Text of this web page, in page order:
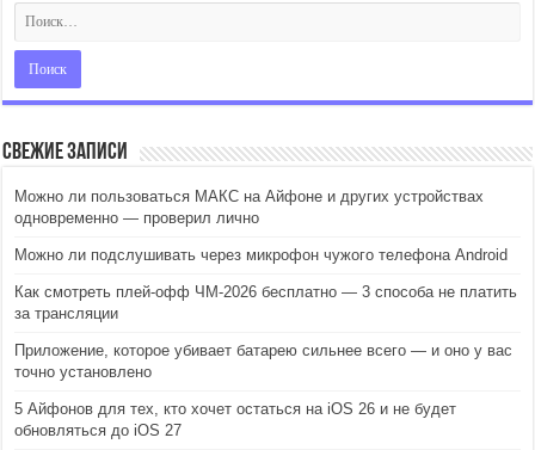
Свежие записи
Можно ли пользоваться МАКС на Айфоне и других устройствах
одновременно — проверил лично
Можно ли подслушивать через микрофон чужого телефона Android
Как смотреть плей-офф ЧМ-2026 бесплатно — 3 способа не платить
за трансляции
Приложение, которое убивает батарею сильнее всего — и оно у вас
точно установлено
5 Айфонов для тех, кто хочет остаться на iOS 26 и не будет
обновляться до iOS 27